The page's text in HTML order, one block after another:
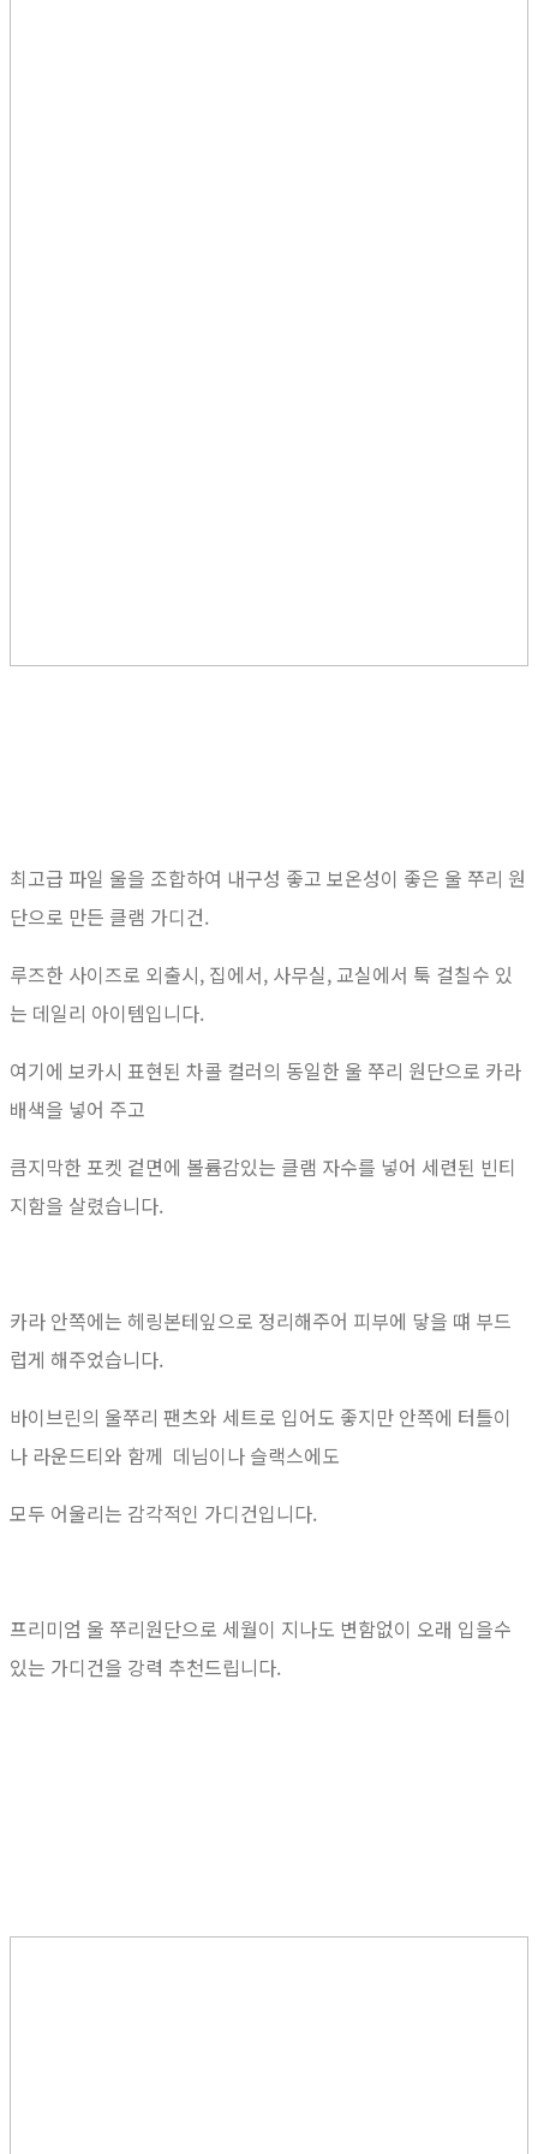
최고급 파일 울을 조합하여 내구성 좋고 보온성이 좋은 울 쭈리 원
단으로 만든 클램 가디건.
루즈한 사이즈로 외출시, 집에서, 사무실, 교실에서 툭 걸칠수 있
는 데일리 아이템입니다.
여기에 보카시 표현된 차콜 컬러의 동일한 울 쭈리 원단으로 카라
배색을 넣어 주고
큼지막한 포켓 겉면에 볼륨감있는 클램 자수를 넣어 세련된 빈티
지함을 살렸습니다.
카라 안쪽에는 헤링본테잎으로 정리해주어 피부에 닿을 떄 부드
럽게 해주었습니다.
바이브린의 울쭈리 팬츠와 세트로 입어도 좋지만 안쪽에 터틀이
나 라운드티와 함께 데님이나 슬랙스에도
모두 어울리는 감각적인 가디건입니다.
프리미엄 울 쭈리원단으로 세월이 지나도 변함없이 오래 입을수
있는 가디건을 강력 추천드립니다.